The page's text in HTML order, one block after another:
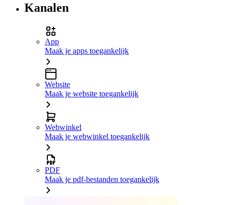
Kanalen
App
Maak je apps toegankelijk
Website
Maak je website toegankelijk
Webwinkel
Maak je webwinkel toegankelijk
PDF
Maak je pdf-bestanden toegankelijk